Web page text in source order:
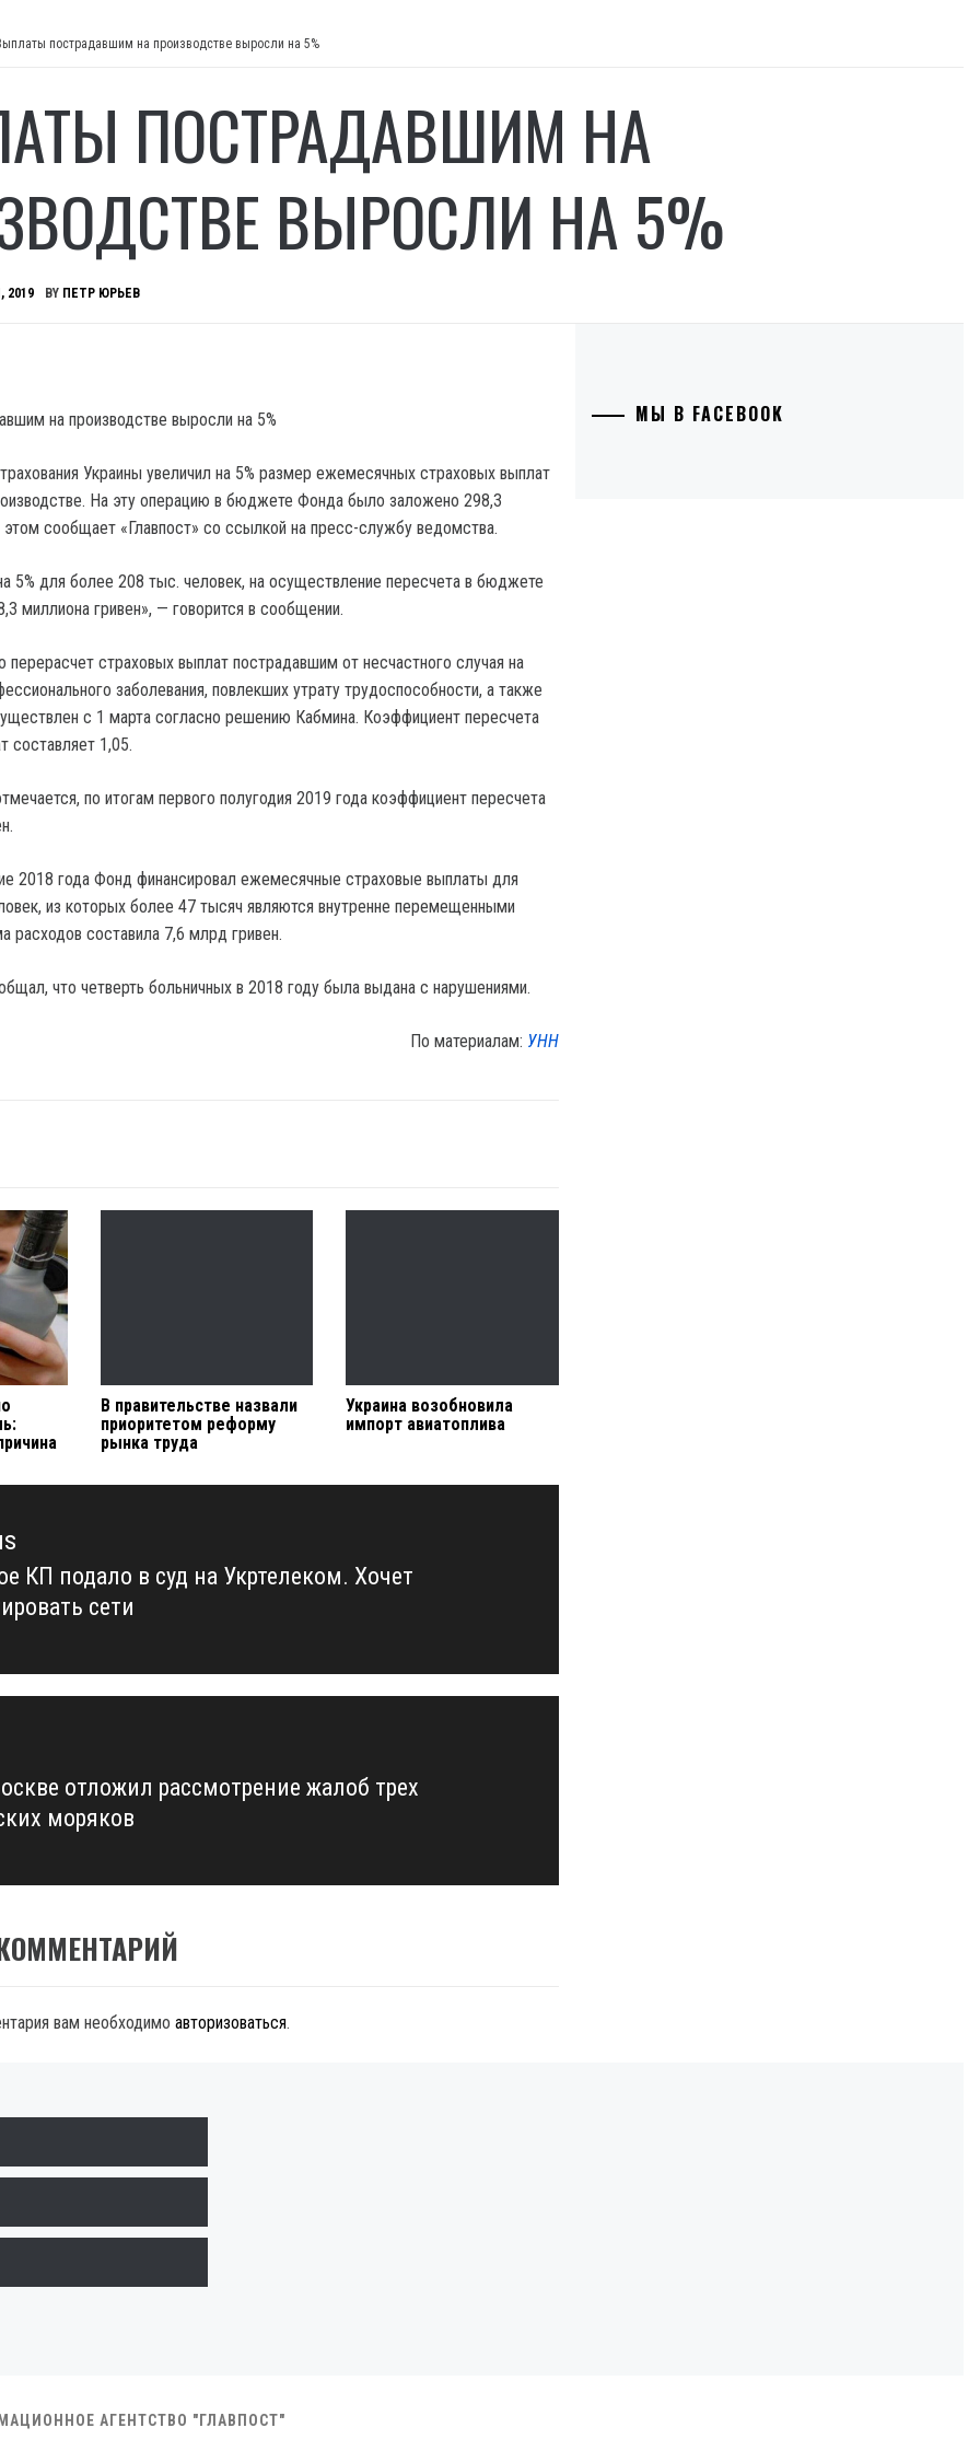
пострадавшим на производстве выросли на 5%
ПОСТРАДАВШИМ НА
ВЫРОСЛИ НА 5%
2019 BY ПЕТР ЮРЬЕВ
Украины увеличил на 5% размер ежемесячных страховых выплат
На эту операцию в бюджете Фонда было заложено 298,3
этом сообщает «Главпост» со ссылкой на пресс-службу ведомства.
5% для более 208 тыс. человек, на осуществление пересчета в бюджете
миллиона гривен», — говорится в сообщении.
перерасчет страховых выплат пострадавшим от несчастного случая на
заболевания, повлекших утрату трудоспособности, а также
с 1 марта согласно решению Кабмина. Коэффициент пересчета
составляет 1,05.
по итогам первого полугодия 2019 года коэффициент пересчета
2018 года Фонд финансировал ежемесячные страховые выплаты для
из которых более 47 тысяч являются внутренне перемещенными
расходов составила 7,6 млрд гривен.
что четверть больничных в 2018 году была выдана с нарушениями.
По материалам: УНН
В правительстве назвали
приоритетом реформу
рынка труда
Украина возобновила
импорт авиатоплива
КП подало в суд на Укртелеком. Хочет
сети
отложил рассмотрение жалоб трех
моряков
вам необходимо авторизоваться.
МЫ В FACEBOOK
АГЕНТСТВО "ГЛАВПОСТ"